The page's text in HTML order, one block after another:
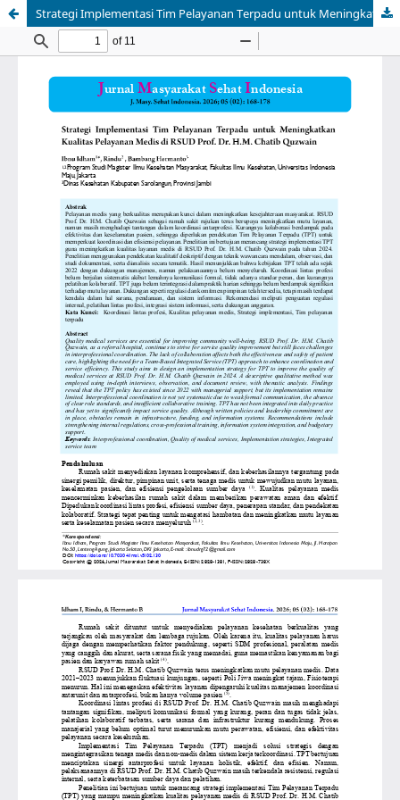
Strategi Implementasi Tim Pelayanan Terpadu untuk Meningkatkan Kualitas Pelayanan Medis di RSUD Prof. Dr. H.M. Chatib Quzwain